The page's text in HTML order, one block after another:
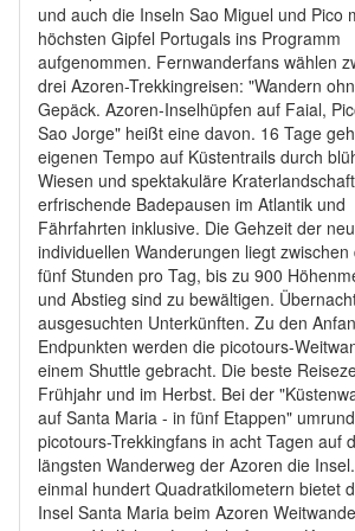
und auch die Inseln Sao Miguel und Pico
höchsten Gipfel Portugals ins Programm
aufgenommen. Fernwanderfans wählen
drei Azoren-Trekkingreisen: "Wandern
Gepäck. Azoren-Inselhüpfen auf Faial,
Sao Jorge" heißt eine davon. 16 Tage
eigenen Tempo auf Küstentrails durch
Wiesen und spektakuläre
erfrischende Badepausen im Atlantik und
Fährfahrten inklusive. Die Gehzeit der
individuellen Wanderungen liegt zwischen
fünf Stunden pro Tag, bis zu 900
und Abstieg sind zu bewältigen.
ausgesuchten Unterkünften. Zu den
Endpunkten werden die picotours-
einem Shuttle gebracht. Die beste
Frühjahr und im Herbst. Bei der
auf Santa Maria - in fünf Etappen"
picotours-Trekkingfans in acht Tagen auf
längsten Wanderweg der Azoren die
einmal hundert Quadratkilometern bietet
Insel Santa Maria beim Azoren